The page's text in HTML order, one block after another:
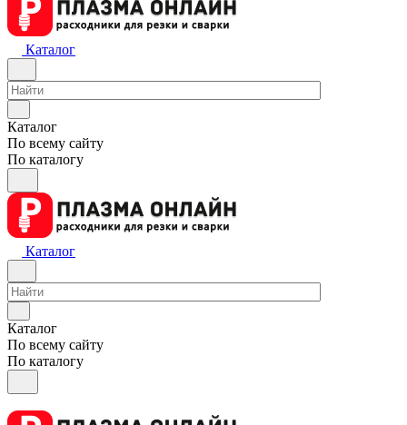
Каталог
Каталог
По всему сайту
По каталогу
Каталог
Каталог
По всему сайту
По каталогу